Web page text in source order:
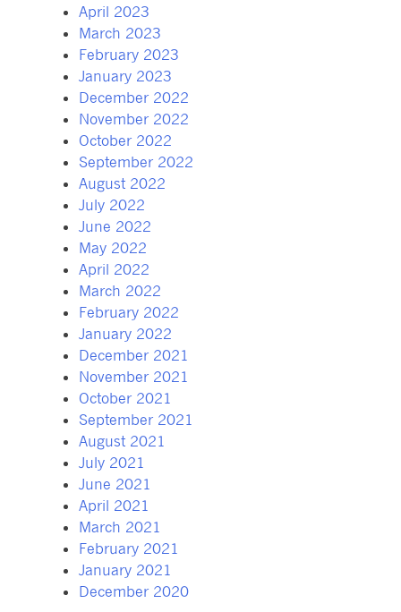
April 2023
March 2023
February 2023
January 2023
December 2022
November 2022
October 2022
September 2022
August 2022
July 2022
June 2022
May 2022
April 2022
March 2022
February 2022
January 2022
December 2021
November 2021
October 2021
September 2021
August 2021
July 2021
June 2021
April 2021
March 2021
February 2021
January 2021
December 2020